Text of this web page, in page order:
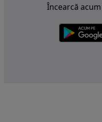
Încearcă